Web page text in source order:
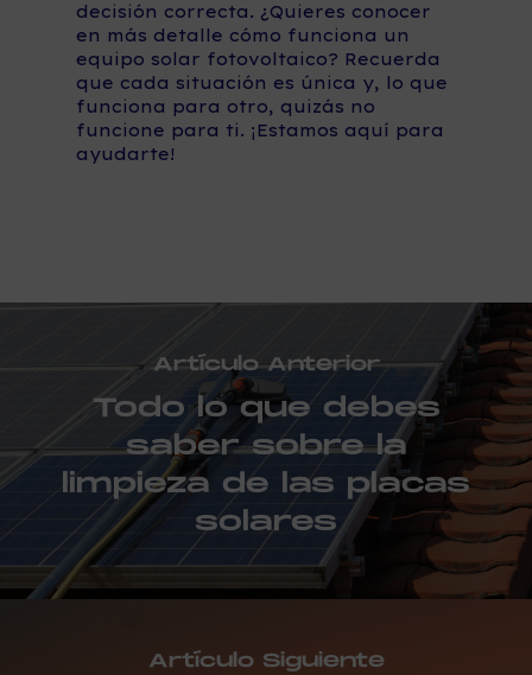
decisión correcta. ¿Quieres conocer
en más detalle cómo funciona un
equipo solar fotovoltaico? Recuerda
que cada situación es única y, lo que
funciona para otro, quizás no
funcione para ti. ¡Estamos aquí para
ayudarte!
Artículo Anterior
Todo lo que debes
saber sobre la
limpieza de las placas
solares
Artículo Siguiente